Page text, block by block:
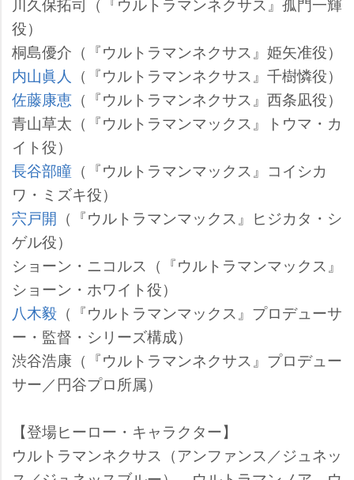
役）
桐島優介（『ウルトラマンネクサス』姫矢准役）
内山眞人 （『ウルトラマンネクサス』千樹憐役）
佐藤康恵 （『ウルトラマンネクサス』西条凪役）
青山草太（『ウルトラマンマックス』トウマ・カ
イト役）
長谷部瞳 （『ウルトラマンマックス』コイシカ
ワ・ミズキ役）
宍戸開 （『ウルトラマンマックス』ヒジカタ・シ
ゲル役）
ショーン・ニコルス（『ウルトラマンマックス』
ショーン・ホワイト役）
八木毅 （『ウルトラマンマックス』プロデューサ
ー・監督・シリーズ構成）
渋谷浩康（『ウルトラマンネクサス』プロデュー
サー／円谷プロ所属）
【登場ヒーロー・キャラクター】
ウルトラマンネクサス（アンファンス／ジュネッ